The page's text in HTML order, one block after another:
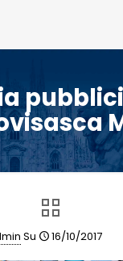
Su 16/10/2017